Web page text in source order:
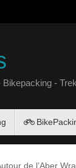
-
de l’Aber